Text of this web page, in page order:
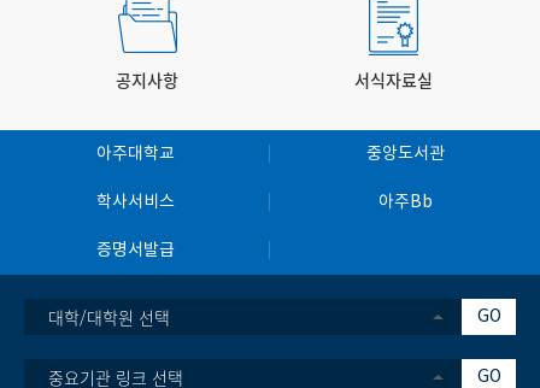
알루미늄의 산화 반응과 공기 중 산소의 환원 반응을 이용해 전기를
로 차세대 고용량 에너지 저장 장치로 주목받고 있다. 이 전지는 공기
하지 않아도 되고 많은 에너지를 낼 수 있는 데다, 수계 전해질을 기
의 역할을 하는데, 수계 전해질은 ‘물’을 기반으로 해 친환경적이고
직접 부착하는 형태로 얇고 유연하게 구현할 경우, 전자 피부
로 활용할 수 있다. 그러나 알루미늄-공기 전지의 구조적 한계로 인
를 줄일수록 포함 가능한 전해질의 양과 수분 저장 능력이 감소하는
공지사항 서식자료실
아주대학교 중앙도서관
학사서비스 아주Bb
증명서발급
대학/대학원 선택 GO
중요기관 링크 선택 GO